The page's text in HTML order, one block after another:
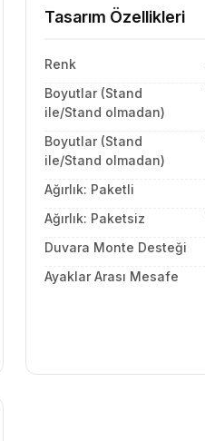
Tasarım Özellikleri
Renk
Boyutlar (Stand
ile/Stand olmadan)
Boyutlar (Stand
ile/Stand olmadan)
Ağırlık: Paketli
Ağırlık: Paketsiz
Duvara Monte Desteği
Ayaklar Arası Mesafe